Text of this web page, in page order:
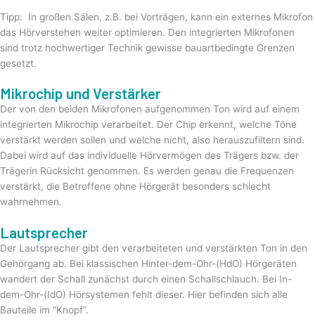
Tipp: In großen Sälen, z.B. bei Vorträgen, kann ein externes Mikrofon
das Hörverstehen weiter optimieren. Den integrierten Mikrofonen
sind trotz hochwertiger Technik gewisse bauartbedingte Grenzen
gesetzt.
Mikrochip und Verstärker
Der von den beiden Mikrofonen aufgenommen Ton wird auf einem
integrierten Mikrochip verarbeitet. Der Chip erkennt, welche Töne
verstärkt werden sollen und welche nicht, also herauszufiltern sind.
Dabei wird auf das individuelle Hörvermögen des Trägers bzw. der
Trägerin Rücksicht genommen. Es werden genau die Frequenzen
verstärkt, die Betroffene ohne Hörgerät besonders schlecht
wahrnehmen.
Lautsprecher
Der Lautsprecher gibt den verarbeiteten und verstärkten Ton in den
Gehörgang ab. Bei klassischen Hinter-dem-Ohr-(HdO) Hörgeräten
wandert der Schall zunächst durch einen Schallschlauch. Bei In-
dem-Ohr-(IdO) Hörsystemen fehlt dieser. Hier befinden sich alle
Bauteile im “Knopf”.